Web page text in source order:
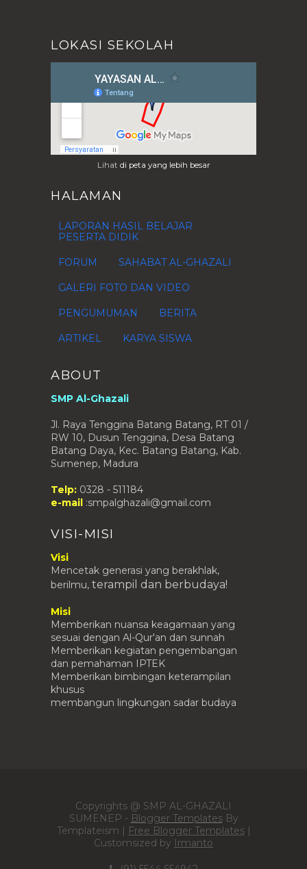
LOKASI SEKOLAH
Lihat di peta yang lebih besar
HALAMAN
LAPORAN HASIL BELAJAR
PESERTA DIDIK
FORUM SAHABAT AL-GHAZALI
GALERI FOTO DAN VIDEO
PENGUMUMAN BERITA
ARTIKEL KARYA SISWA
ABOUT
SMP Al-Ghazali
Jl. Raya Tenggina Batang Batang, RT 01 /
RW 10, Dusun Tenggina, Desa Batang
Batang Daya, Kec. Batang Batang, Kab.
Sumenep, Madura
Telp: 0328 - 511184
e-mail :smpalghazali@gmail.com
VISI-MISI
Visi
Mencetak generasi yang berakhlak,
berilmu, terampil dan berbudaya!
Misi
Memberikan nuansa keagamaan yang
sesuai dengan Al-Qur'an dan sunnah
Memberikan kegiatan pengembangan
dan pemahaman IPTEK
Memberikan bimbingan keterampilan
khusus
membangun lingkungan sadar budaya
Copyrights @ SMP AL-GHAZALI
SUMENEP - Blogger TemplatesBy
Templateism | Free Blogger Templates|
Customsized by Irmanto